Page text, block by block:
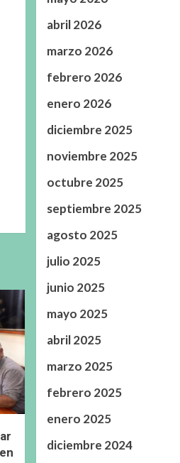
abril 2026
marzo 2026
febrero 2026
enero 2026
diciembre 2025
noviembre 2025
octubre 2025
septiembre 2025
agosto 2025
julio 2025
junio 2025
mayo 2025
abril 2025
marzo 2025
febrero 2025
enero 2025
diciembre 2024